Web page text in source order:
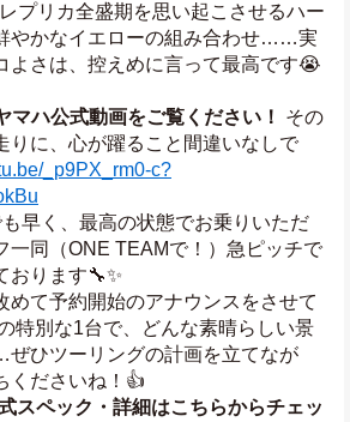
やかなイエローの組み合わせ……実
よさは、控えめに言って最高です😭
マハ公式動画をご覧ください！
その
りに、心が躍ること間違いなしで
_p9PX_rm0-c?
早く、最高の状態でお乗りいただ
一同（ONE TEAMで！）急ピッチで
おります🔧✨
めて予約開始のアナウンスをさせて
特別な1台で、どんな素晴らしい景
ひツーリングの計画を立てなが
くださいね！👍
スペック・詳細はこちらからチェッ